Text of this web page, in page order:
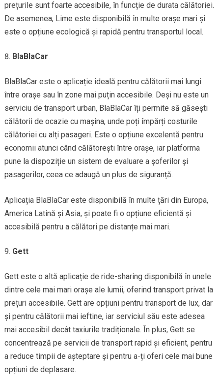
prețurile sunt foarte accesibile, în funcție de durata călătoriei.
De asemenea, Lime este disponibilă în multe orașe mari și
este o opțiune ecologică și rapidă pentru transportul local.
BlaBlaCar
BlaBlaCar este o aplicație ideală pentru călătorii mai lungi
între orașe sau în zone mai puțin accesibile. Deși nu este un
serviciu de transport urban, BlaBlaCar îți permite să găsești
călătorii de ocazie cu mașina, unde poți împărți costurile
călătoriei cu alți pasageri. Este o opțiune excelentă pentru
economii atunci când călătorești între orașe, iar platforma
pune la dispoziție un sistem de evaluare a șoferilor și
pasagerilor, ceea ce adaugă un plus de siguranță.
Aplicația BlaBlaCar este disponibilă în multe țări din Europa,
America Latină și Asia, și poate fi o opțiune eficientă și
accesibilă pentru a călători pe distanțe mai mari.
Gett
Gett este o altă aplicație de ride-sharing disponibilă în unele
dintre cele mai mari orașe ale lumii, oferind transport privat la
prețuri accesibile. Gett are opțiuni pentru transport de lux, dar
și pentru călătorii mai ieftine, iar serviciul său este adesea
mai accesibil decât taxiurile tradiționale. În plus, Gett se
concentrează pe servicii de transport rapid și eficient, pentru
a reduce timpii de așteptare și pentru a-ți oferi cele mai bune
opțiuni de deplasare.